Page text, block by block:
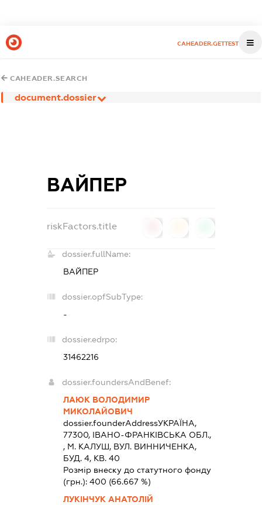
CAHEADER.GETTEST
CAHEADER.SEARCH
document.dossier
ВАЙПЕР
riskFactors.title
dossier.fullName:
ВАЙПЕР
dossier.opfSubType:
-
dossier.edrpo:
31462216
dossier.foundersAndBenef:
ЛАЮК ВОЛОДИМИР
МИКОЛАЙОВИЧ
dossier.founderAddressУКРАЇНА,
77300, IВАНО-ФРАНКIВСЬКА ОБЛ.,
, М. КАЛУШ, ВУЛ. ВИННИЧЕНКА,
БУД. 4, КВ. 40
Розмір внеску до статутного фонду
(грн.):400 (66.667 %)
ЛУКІНЧУК АНАТОЛІЙ